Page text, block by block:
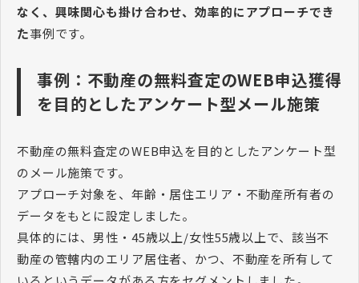
なく、興味関心も掛け合わせ、効率的にアプローチでき
た事例です。
事例：不動産の無料査定のWEB申込獲得
を目的としたアンケート型メール施策
不動産の無料査定のWEB申込を目的としたアンケート型
のメール施策です。
アプローチ対象を、年齢・居住エリア・不動産所有者の
データをもとに設定しました。
具体的には、男性・45歳以上/女性55歳以上で、該当不
動産の管轄内のエリア居住者、かつ、不動産を所有して